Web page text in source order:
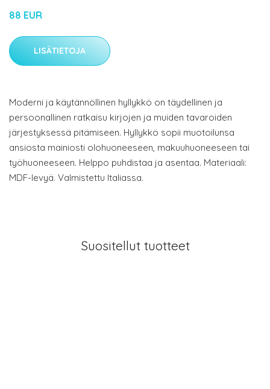
88 EUR
LISÄTIETOJA
Moderni ja käytännöllinen hyllykkö on täydellinen ja
persoonallinen ratkaisu kirjojen ja muiden tavaroiden
järjestyksessä pitämiseen. Hyllykkö sopii muotoilunsa
ansiosta mainiosti olohuoneeseen, makuuhuoneeseen tai
työhuoneeseen. Helppo puhdistaa ja asentaa. Materiaali:
MDF-levyä. Valmistettu Italiassa.
Suositellut tuotteet